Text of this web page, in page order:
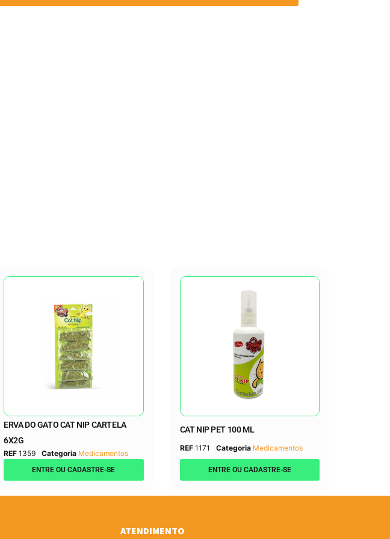
ERVA DO GATO CAT NIP CARTELA
6X2G
REF 1359 Categoria Medicamentos
ENTRE OU CADASTRE-SE
CAT NIP PET 100 ML
REF 1171 Categoria Medicamentos
ENTRE OU CADASTRE-SE
ATENDIMENTO